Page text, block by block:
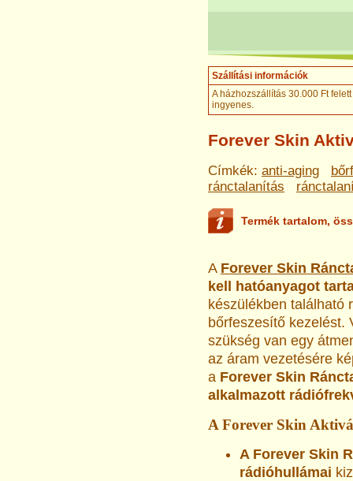
Szállítási információk
A házhozszállítás 30.000 Ft felett
ingyenes.
Forever Skin
Címkék: anti-aging
ránctalanítás
Termék tartalom,
A Forever Skin
kell hatóanyagot
készülékben található
bőrfeszesítő kezelést.
szükség van egy
az áram vezetésére
a Forever Skin
alkalmazott
A Forever Skin
A Forever Skin
rádióhullámai